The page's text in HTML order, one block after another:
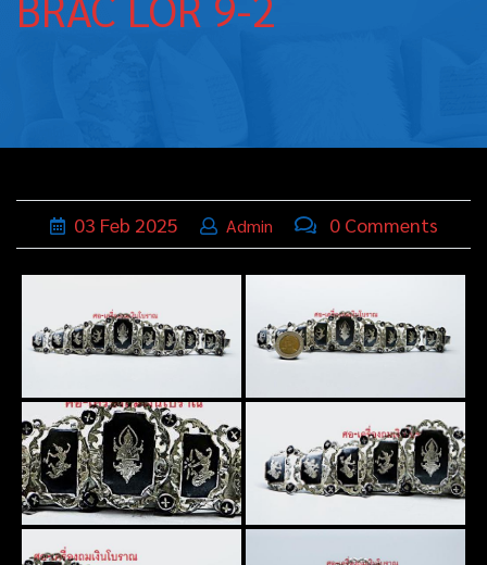
เข็มขัด
ฐานเสียบ
Thai
03 Feb 2025 Admin 0 Comments